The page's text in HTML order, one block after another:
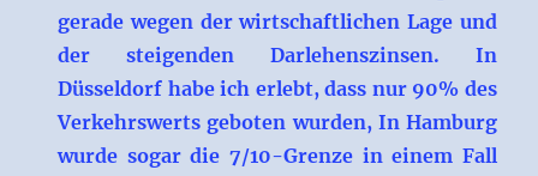
gerade wegen der wirtschaftlichen Lage und
der steigenden Darlehenszinsen. In
Düsseldorf habe ich erlebt, dass nur 90% des
Verkehrswerts geboten wurden, In Hamburg
wurde sogar die 7/10-Grenze in einem Fall